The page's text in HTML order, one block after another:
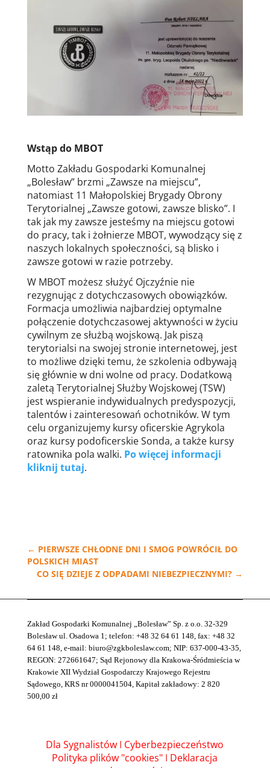
Wstąp do MBOT
Motto Zakładu Gospodarki Komunalnej
„Bolesław” brzmi „Zawsze na miejscu”,
natomiast 11 Małopolskiej Brygady Obrony
Terytorialnej „Zawsze gotowi, zawsze blisko”. I
tak jak my zawsze jesteśmy na miejscu gotowi
do pracy, tak i żołnierze MBOT, wywodzący się z
naszych lokalnych społeczności, są blisko i
zawsze gotowi w razie potrzeby.
W MBOT możesz służyć Ojczyźnie nie
rezygnując z dotychczasowych obowiązków.
Formacja umożliwia najbardziej optymalne
połączenie dotychczasowej aktywności w życiu
cywilnym ze służbą wojskową. Jak piszą
terytorialsi na swojej stronie internetowej, jest
to możliwe dzięki temu, że szkolenia odbywają
się głównie w dni wolne od pracy. Dodatkową
zaletą Terytorialnej Służby Wojskowej (TSW)
jest wspieranie indywidualnych predyspozycji,
talentów i zainteresowań ochotników. W tym
celu organizujemy kursy oficerskie Agrykola
oraz kursy podoficerskie Sonda, a także kursy
ratownika pola walki. Po więcej informacji
kliknij tutaj.
← PIERWSZE CHŁODNE DNI I SMOG POWRÓCIŁ DO
POLSKICH MIAST
CO SIĘ DZIEJE Z ODPADAMI NIEBEZPIECZNYMI? →
Zakład Gospodarki Komunalnej „Bolesław” Sp. z o.o. 32-329
Bolesław ul. Osadowa 1; telefon: +48 32 64 61 148, fax: +48 32
64 61 148, e-mail: biuro@zgkboleslaw.com; NIP: 637-000-43-35,
REGON: 272661647; Sąd Rejonowy dla Krakowa-Śródmieścia w
Krakowie XII Wydział Gospodarczy Krajowego Rejestru
Sądowego, KRS nr 0000041504, Kapitał zakładowy: 2 820
500,00 zł
Dla Sygnalistów I Cyberbezpieczeństwo
Polityka plików "cookies" I Deklaracja